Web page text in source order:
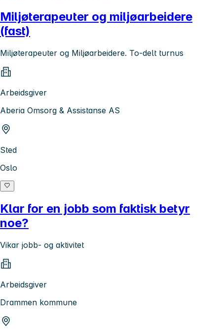
Miljøterapeuter og miljøarbeidere
(fast)
Miljøterapeuter og Miljøarbeidere. To-delt turnus
Arbeidsgiver
Aberia Omsorg & Assistanse AS
Sted
Oslo
Klar for en jobb som faktisk betyr
noe?
Vikar jobb- og aktivitet
Arbeidsgiver
Drammen kommune